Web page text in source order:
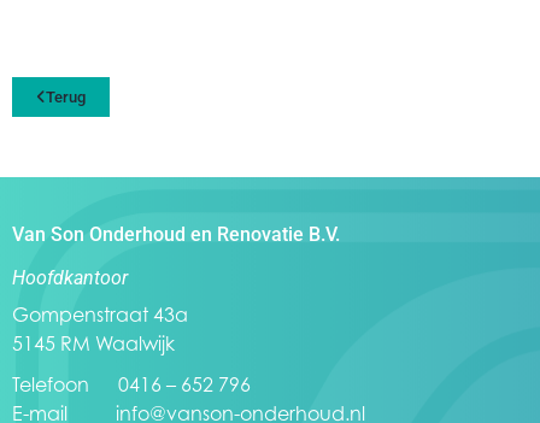
Terug
Van Son Onderhoud en Renovatie B.V.
Hoofdkantoor
Gompenstraat 43a
5145 RM Waalwijk
Telefoon 0416 – 652 796
E-mail info@vanson-onderhoud.nl